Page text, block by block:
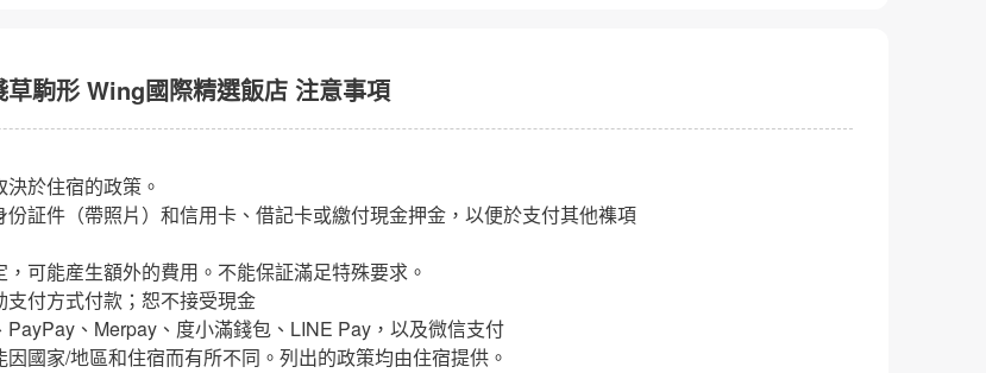
草駒形 Wing國際精選飯店 注意事項
於住宿的政策。
証件（帶照片）和信用卡、借記卡或繳付現金押金，以便於支付其他襍項
可能産生額外的費用。不能保証滿足特殊要求。
付方式付款；恕不接受現金
、Merpay、度小滿錢包、LINE Pay，以及微信支付
國家/地區和住宿而有所不同。列出的政策均由住宿提供。